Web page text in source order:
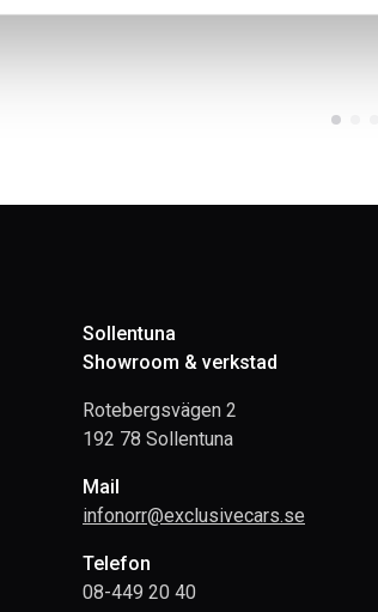
Sollentuna
Showroom & verkstad
Rotebergsvägen 2
192 78 Sollentuna
Mail
infonorr@exclusivecars.se
Telefon
08-449 20 40